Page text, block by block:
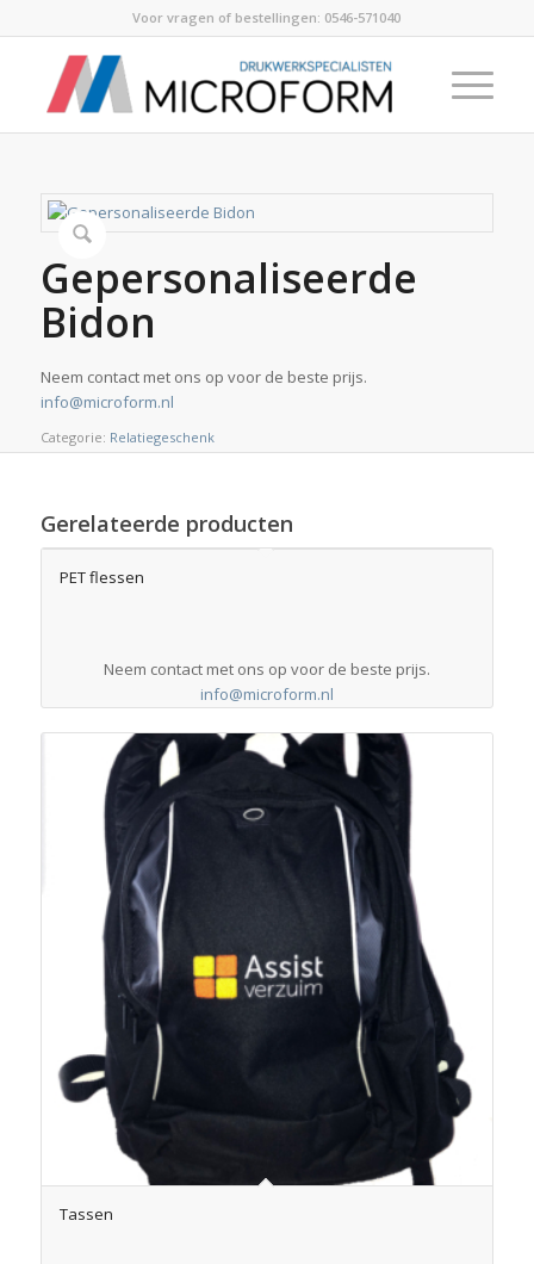
Voor vragen of bestellingen: 0546-571040
Gepersonaliseerde
Bidon
Neem contact met ons op voor de beste prijs.
info@microform.nl
Categorie: Relatiegeschenk
Gerelateerde producten
PET flessen
Neem contact met ons op voor de beste prijs.
info@microform.nl
Tassen